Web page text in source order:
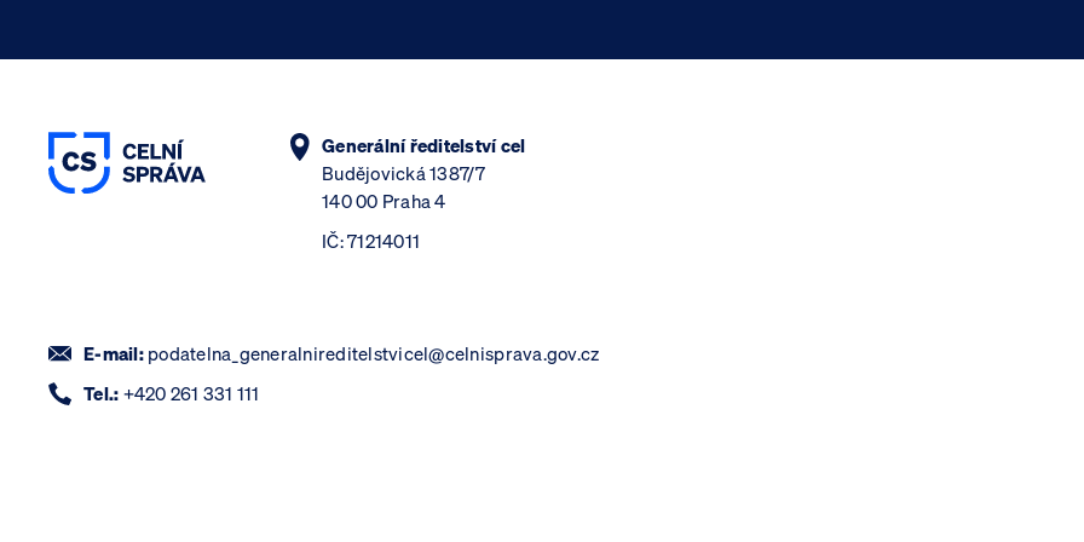
Generální ředitelství cel
Budějovická 1387/7
140 00 Praha 4
IČ: 71214011
E-mail: podatelna_generalnireditelstvicel@celnisprava.gov.cz
Tel.: +420 261 331 111